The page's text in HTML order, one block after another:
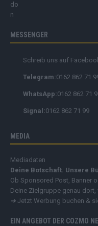
MESSENGER
Schreib uns auf
Telegram:0162 862 71
WhatsApp:0162 862 71
Signal:0162 862 71 99
MEDIA
Mediadaten
Deine Botschaft. Unsere
Ob Sponsored Post, Banner
Deine Zielgruppe genau
➔ Jetzt Werbung buchen &
EIN ANGEBOT DER COZMO